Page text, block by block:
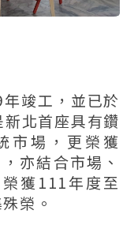
竣工，並已於
北首座具有鑽
市場，更榮獲
亦結合市場、
獲111年度至
榮。